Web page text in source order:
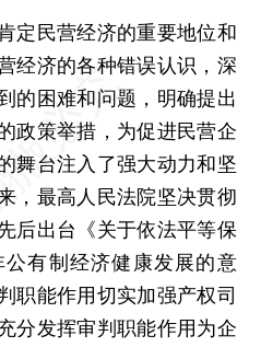
民营经济的重要地位和
经济的各种错误认识，深
的困难和问题，明确提出
政策举措，为促进民营企
舞台注入了强大动力和坚
，最高人民法院坚决贯彻
后出台《关于依法平等保
有制经济健康发展的意
职能作用切实加强产权司
分发挥审判职能作用为企